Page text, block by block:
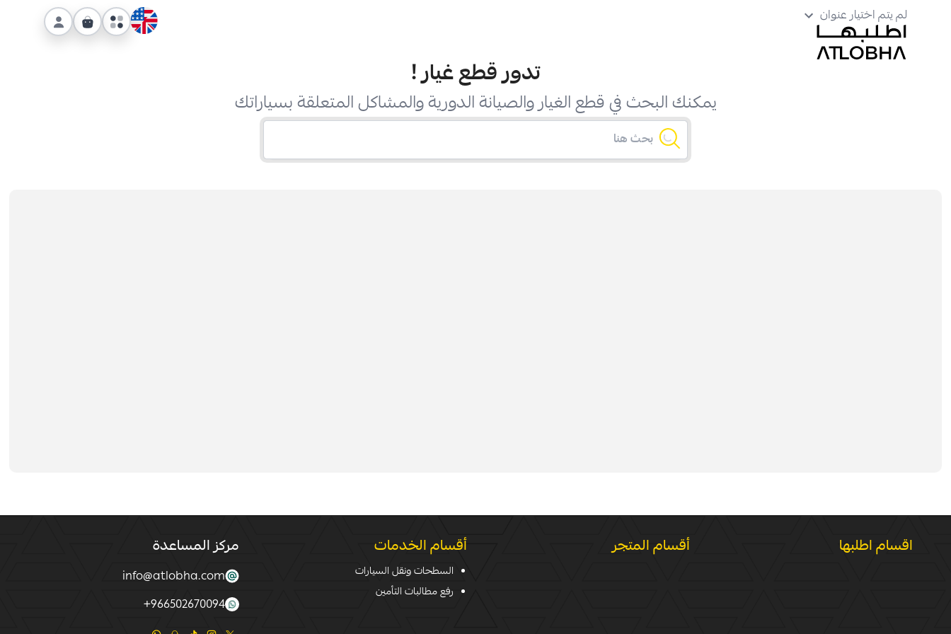
لم يتم اختيار عنوان
تدور قطع غيار!
يمكنك البحث في قطع الغيار والصيانة الدورية والمشاكل المتعلقة بسياراتك
اقسام اطلبها أقسام المتجر أقسام الخدمات
السطحات ونقل السيارات
رفع مطالبات التأمين
مركز المساعدة
info@atlobha.com
966502670094
+